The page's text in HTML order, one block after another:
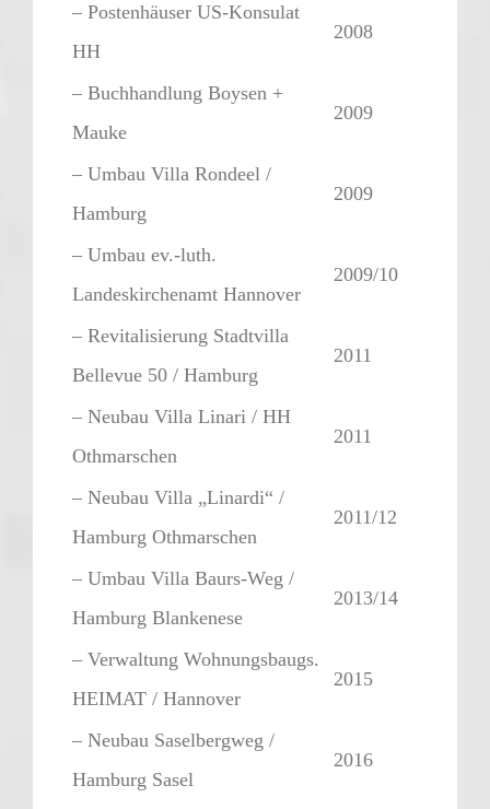
– Postenhäuser US-Konsulat
HH
2008
– Buchhandlung Boysen +
Mauke
2009
– Umbau Villa Rondeel /
Hamburg
2009
– Umbau ev.-luth.
Landeskirchenamt Hannover
2009/10
– Revitalisierung Stadtvilla
Bellevue 50 / Hamburg
2011
– Neubau Villa Linari / HH
Othmarschen
2011
– Neubau Villa „Linardi“ /
Hamburg Othmarschen
2011/12
– Umbau Villa Baurs-Weg /
Hamburg Blankenese
2013/14
– Verwaltung Wohnungsbaugs.
HEIMAT / Hannover
2015
– Neubau Saselbergweg /
Hamburg Sasel
2016